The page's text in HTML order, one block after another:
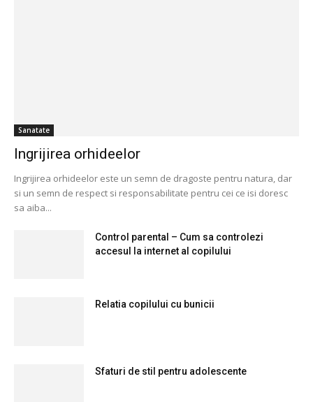
Sanatate
Ingrijirea orhideelor
Ingrijirea orhideelor este un semn de dragoste pentru natura, dar
si un semn de respect si responsabilitate pentru cei ce isi doresc
sa aiba...
Control parental – Cum sa controlezi
accesul la internet al copilului
Relatia copilului cu bunicii
Sfaturi de stil pentru adolescente